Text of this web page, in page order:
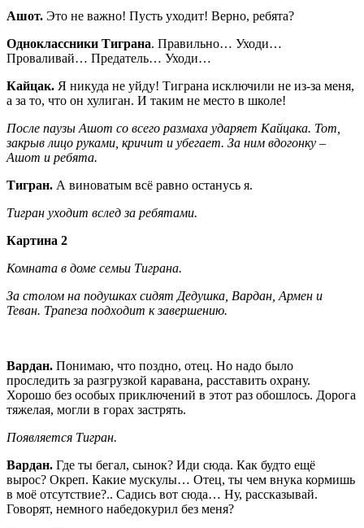
Ашот. Это не важно! Пусть уходит! Верно, ребята?
Одноклассники Тиграна. Правильно… Уходи…
Проваливай… Предатель… Уходи…
Кайцак. Я никуда не уйду! Тиграна исключили не из-за меня,
а за то, что он хулиган. И таким не место в школе!
После паузы Ашот со всего размаха ударяет Кайцака. Тот,
закрыв лицо руками, кричит и убегает. За ним вдогонку –
Ашот и ребята.
Тигран. А виноватым всё равно останусь я.
Тигран уходит вслед за ребятами.
Картина 2
Комната в доме семьи Тиграна.
За столом на подушках сидят Дедушка, Вардан, Армен и
Теван. Трапеза подходит к завершению.
Вардан. Понимаю, что поздно, отец. Но надо было
проследить за разгрузкой каравана, расставить охрану.
Хорошо без особых приключений в этот раз обошлось. Дорога
тяжелая, могли в горах застрять.
Появляется Тигран.
Вардан. Где ты бегал, сынок? Иди сюда. Как будто ещё
вырос? Окреп. Какие мускулы… Отец, ты чем внука кормишь
в моё отсутствие?.. Садись вот сюда… Ну, рассказывай.
Говорят, немного набедокурил без меня?